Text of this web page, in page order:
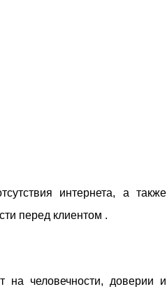
интернета, а также
перед клиентом .
на человечности, доверии и